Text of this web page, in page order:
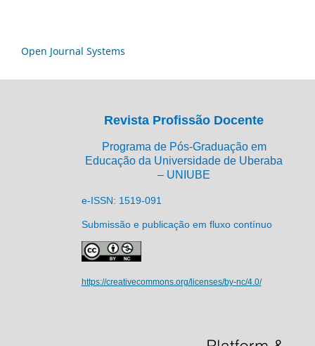
Open Journal Systems
Revista Profissão Docente
Programa de Pós-Graduação em
Educação da Universidade de Uberaba
– UNIUBE
e-ISSN: 1519-091
Submissão e publicação em fluxo contínuo
https://creativecommons.org/licenses/by-nc/4.0/